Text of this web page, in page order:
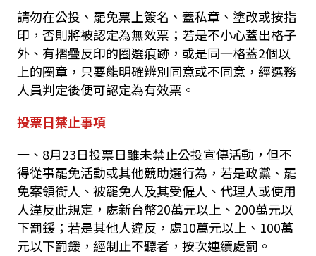
請勿在公投、罷免票上簽名、蓋私章、塗改或按指
印，否則將被認定為無效票；若是不小心蓋出格子
外、有摺疊反印的圈選痕跡，或是同一格蓋2個以
上的圈章，只要能明確辨別同意或不同意，經選務
人員判定後便可認定為有效票。
投票日禁止事項
一、 8月23日投票日雖未禁止公投宣傳活動，但不
得從事罷免活動或其他競助選行為，若是政黨、罷
免案領銜人、被罷免人及其受僱人、代理人或使用
人違反此規定，處新台幣20萬元以上、 200萬元以
下罰鍰；若是其他人違反，處10萬元以上、 100萬
元以下罰鍰，經制止不聽者，按次連續處罰。